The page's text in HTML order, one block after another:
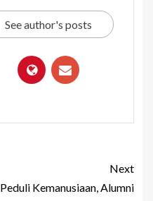
See author's posts
Next
Peduli Kemanusiaan, Alumni